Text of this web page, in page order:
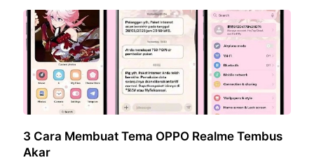
3 Cara Membuat Tema OPPO Realme Tembus
Akar